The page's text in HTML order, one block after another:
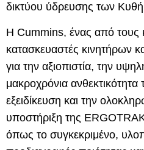
δικτύου ύδρευσης των
Η Cummins, ένας από τους
κατασκευαστές κινητήρων
για την αξιοπιστία, την
μακροχρόνια
εξειδίκευση και την
υποστήριξη της
όπως το συγκεκριμένο,